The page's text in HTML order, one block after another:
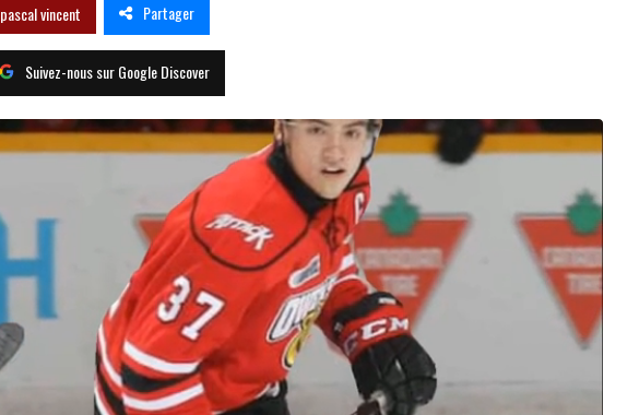
pascal vincent Partager
Suivez-nous sur Google Discover